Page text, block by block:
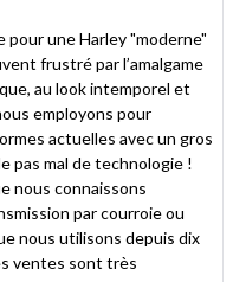
pour une Harley "moderne"
frustré par l’amalgame
au look intemporel et
employons pour
actuelles avec un gros
pas mal de technologie !
nous connaissons
par courroie ou
nous utilisons depuis dix
ventes sont très